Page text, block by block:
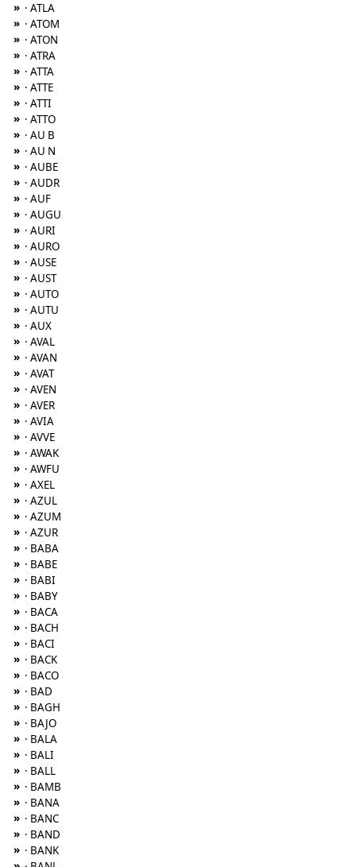
» · ATLA
» · ATOM
» · ATON
» · ATRA
» · ATTA
» · ATTE
» · ATTI
» · ATTO
» · AU B
» · AU N
» · AUBE
» · AUDR
» · AUF
» · AUGU
» · AURI
» · AURO
» · AUSE
» · AUST
» · AUTO
» · AUTU
» · AUX
» · AVAL
» · AVAN
» · AVAT
» · AVEN
» · AVER
» · AVIA
» · AVVE
» · AWAK
» · AWFU
» · AXEL
» · AZUL
» · AZUM
» · AZUR
» · BABA
» · BABE
» · BABI
» · BABY
» · BACA
» · BACH
» · BACI
» · BACK
» · BACO
» · BAD
» · BAGH
» · BAJO
» · BALA
» · BALI
» · BALL
» · BAMB
» · BANA
» · BANC
» · BAND
» · BANK